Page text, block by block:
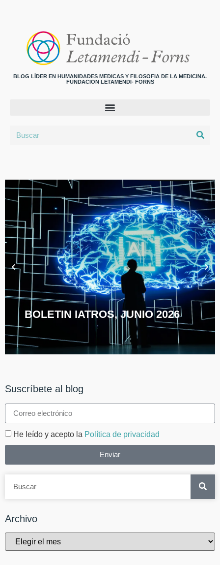
BLOG LÍDER EN HUMANIDADES MEDICAS Y FILOSOFIA DE LA MEDICINA.
FUNDACION LETAMENDI- FORNS
BOLETIN IATROS, JUNIO 2026
Suscríbete al blog
He leído y acepto la Política de privacidad
Enviar
Archivo